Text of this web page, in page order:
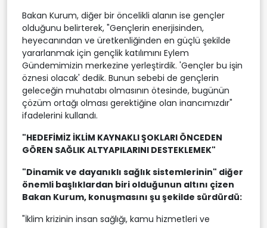
Bakan Kurum, diğer bir öncelikli alanın ise gençler
olduğunu belirterek, "Gençlerin enerjisinden,
heyecanından ve üretkenliğinden en güçlü şekilde
yararlanmak için gençlik katılımını Eylem
Gündemimizin merkezine yerleştirdik. 'Gençler bu işin
öznesi olacak' dedik. Bunun sebebi de gençlerin
geleceğin muhatabı olmasının ötesinde, bugünün
çözüm ortağı olması gerektiğine olan inancımızdır"
ifadelerini kullandı.
"HEDEFİMİZ İKLİM KAYNAKLI ŞOKLARI ÖNCEDEN
GÖREN SAĞLIK ALTYAPILARINI DESTEKLEMEK"
"Dinamik ve dayanıklı sağlık sistemlerinin" diğer
önemli başlıklardan biri olduğunun altını çizen
Bakan Kurum, konuşmasını şu şekilde sürdürdü:
"İklim krizinin insan sağlığı, kamu hizmetleri ve